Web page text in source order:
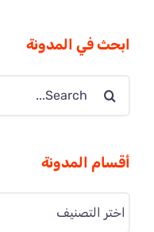
ابحث في المدونة
Search
أقسام المدونة
أقسام